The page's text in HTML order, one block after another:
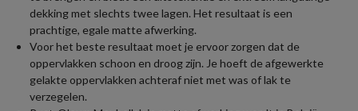
dekking met slechts twee lagen. Het resultaat is een
prachtige, egale matte afwerking.
Voor het beste resultaat moet je ervoor zorgen dat de
oppervlakken schoon en droog zijn. Je hoeft de afgewerkte
gelakte oppervlakken achteraf niet met was of lak te
verzegelen.